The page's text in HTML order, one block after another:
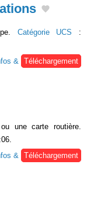
Catégorie UCS :
&
Téléchargement
une carte routière.
&
Téléchargement